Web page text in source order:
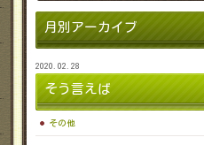
月別アーカイブ
2020.02.28
そう言えば
その他